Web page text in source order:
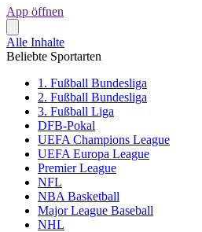
App öffnen
Alle Inhalte
Beliebte Sportarten
1. Fußball Bundesliga
2. Fußball Bundesliga
3. Fußball Liga
DFB-Pokal
UEFA Champions League
UEFA Europa League
Premier League
NFL
NBA Basketball
Major League Baseball
NHL